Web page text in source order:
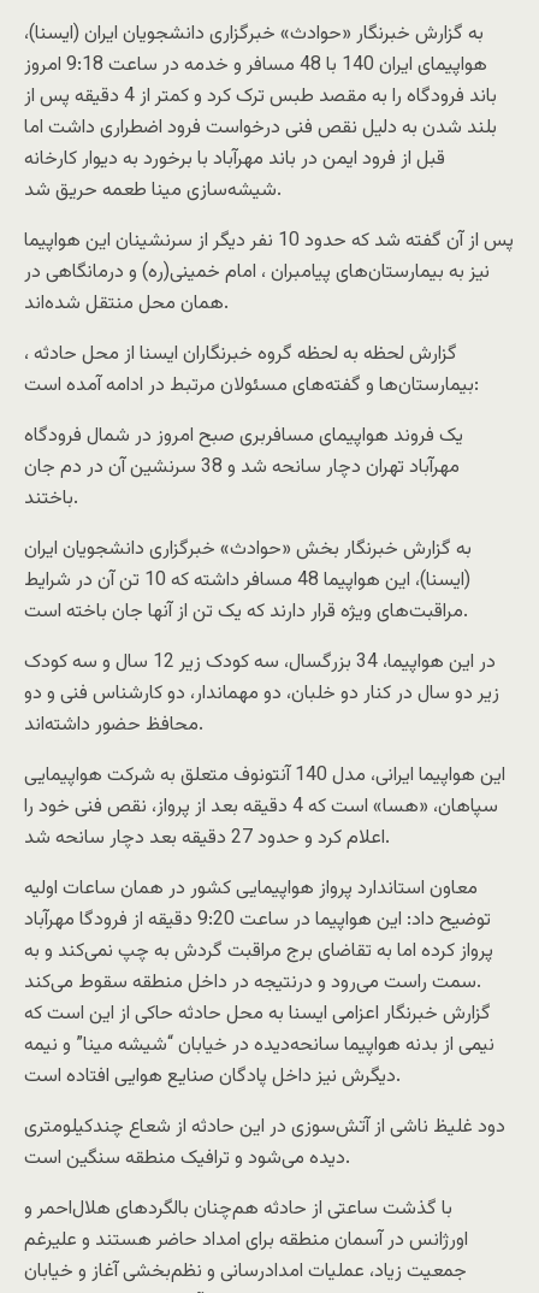
به گزارش خبرنگار «حوادث» خبرگزاری دانشجویان ایران (ایسنا)،
هواپیمای ایران 140 با 48 مسافر و خدمه در ساعت 9:18 امروز
باند فرودگاه را به مقصد طبس ترک کرد و کمتر از 4 دقیقه پس از
بلند شدن به دلیل نقص فنی درخواست فرود اضطراری داشت اما
قبل از فرود ایمن در باند مهرآباد با برخورد به دیوار کارخانه
شیشه‌سازی مینا طعمه حریق شد.
پس از آن گفته شد که حدود 10 نفر دیگر از سرنشینان این هواپیما
نیز به بیمارستان‌های پیامبران ، امام خمینی(ره) و درمانگاهی در
همان محل منتقل شده‌اند.
گزارش لحظه به لحظه گروه خبرنگاران ایسنا از محل حادثه ،
بیمارستان‌ها و گفته‌های مسئولان مرتبط در ادامه آمده است:
یک فروند هواپیمای مسافربری صبح امروز در شمال فرودگاه
مهرآباد تهران دچار سانحه شد و 38 سرنشین‌ آن در دم جان
باختند.
به گزارش خبرنگار بخش «حوادث» خبرگزاری دانشجویان ایران
(ایسنا)، این هواپیما 48 مسافر داشته که 10 تن آن در شرایط
مراقبت‌های ویژه قرار دارند که یک تن از آنها جان باخته است.
در این هواپیما، 34 بزرگسال، سه کودک زیر 12 سال و سه کودک
زیر دو سال در کنار دو خلبان، دو مهماندار، دو کارشناس فنی و دو
محافظ حضور داشته‌اند.
این هواپیما ایرانی، مدل 140 آنتونوف متعلق به شرکت هواپیمایی
سپاهان، «هسا» است که 4 دقیقه بعد از پرواز، نقص فنی خود را
اعلام کرد و حدود 27 دقیقه بعد دچار سانحه شد.
معاون استاندارد پرواز هواپیمایی کشور در همان ساعات اولیه
توضیح داد: این هواپیما در ساعت 9:20 دقیقه از فرودگا مهرآباد
پرواز کرده اما به تقاضای برج مراقبت گردش به چپ نمی‌کند و به
سمت راست می‌رود و درنتیجه در داخل منطقه سقوط می‌کند.
گزارش خبرنگار اعزامی ایسنا به محل حادثه حاکی از این است که
نیمی از بدنه هواپیما سانحه‌دیده در خیابان “شیشه مینا” و نیمه
دیگرش نیز داخل پادگان صنایع هوایی افتاده است.
دود غلیظ ناشی از آتش‌سوزی در این حادثه از شعاع چندکیلومتری
دیده می‌شود و ترافیک منطقه سنگین است.
با گذشت ساعتی از حادثه هم‌چنان بالگردهای هلال‌احمر و
اورژانس در آسمان منطقه برای امداد حاضر هستند و علیرغم
جمعیت زیاد، عملیات امدادرسانی و نظم‌بخشی آغاز و خیابان